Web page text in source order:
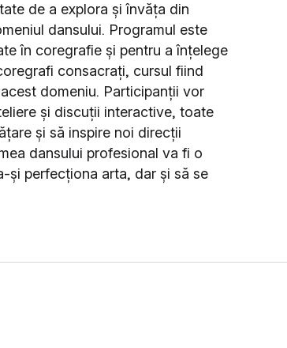
de a explora și învăța din
dansului. Programul este
în coregrafie și pentru a înțelege
consacrați, cursul fiind
domeniu. Participanții vor
și discuții interactive, toate
și să inspire noi direcții
dansului profesional va fi o
și perfecționa arta, dar și să se